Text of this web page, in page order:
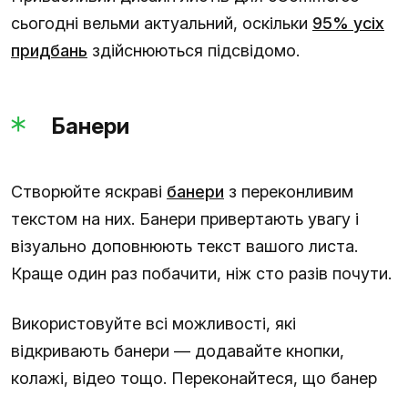
сьогодні вельми актуальний, оскільки 95% усіх
придбань здійснюються підсвідомо.
Банери
Створюйте яскраві банери з переконливим
текстом на них. Банери привертають увагу і
візуально доповнюють текст вашого листа.
Краще один раз побачити, ніж сто разів почути.
Використовуйте всі можливості, які
відкривають банери — додавайте кнопки,
колажі, відео тощо. Переконайтеся, що банер